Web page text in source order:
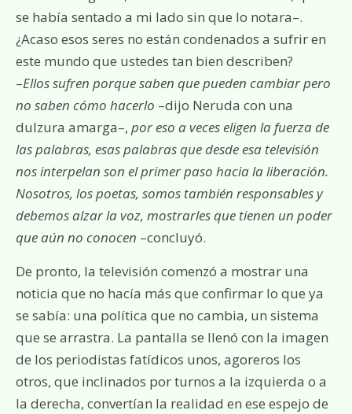
se había sentado a mi lado sin que lo notara–.
¿Acaso esos seres no están condenados a sufrir en
este mundo que ustedes tan bien describen?
–Ellos sufren porque saben que pueden cambiar pero
no saben cómo hacerlo –dijo Neruda con una
dulzura amarga–, por eso a veces eligen la fuerza de
las palabras, esas palabras que desde esa televisión
nos interpelan son el primer paso hacia la liberación.
Nosotros, los poetas, somos también responsables y
debemos alzar la voz, mostrarles que tienen un poder
que aún no conocen –concluyó.
De pronto, la televisión comenzó a mostrar una
noticia que no hacía más que confirmar lo que ya
se sabía: una política que no cambia, un sistema
que se arrastra. La pantalla se llenó con la imagen
de los periodistas fatídicos unos, agoreros los
otros, que inclinados por turnos a la izquierda o a
la derecha, convertían la realidad en ese espejo de